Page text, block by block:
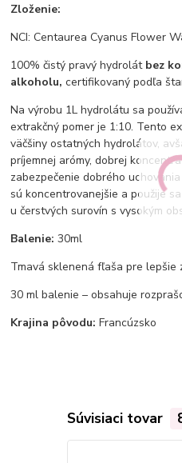
Zloženie:
NCI: Centaurea Cyanus Flower
100% čistý pravý hydrolát bez
alkoholu,certifikovaný podľa
Na výrobu 1L hydrolátu sa
extrakčný pomer je 1:10. Tento
väčšiny ostatných hydrolátov,
príjemnej arómy, dobrej
zabezpečenie dobrého
sú koncentrovanejšie a použije
u čerstvých surovín s vysokým
Balenie: 30ml
Tmavá sklenená fľaša pre lepšie
30 ml balenie – obsahuje
Krajina pôvodu: Francúzsko
Súvisiaci tovar